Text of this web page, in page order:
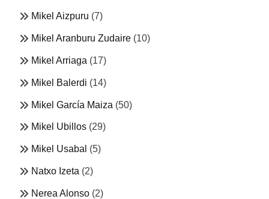
Mikel Aizpuru (7)
Mikel Aranburu Zudaire (10)
Mikel Arriaga (17)
Mikel Balerdi (14)
Mikel García Maiza (50)
Mikel Ubillos (29)
Mikel Usabal (5)
Natxo Izeta (2)
Nerea Alonso (2)